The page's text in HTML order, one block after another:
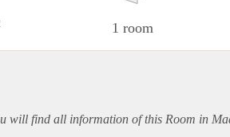
1 room
will find all information of this Room in